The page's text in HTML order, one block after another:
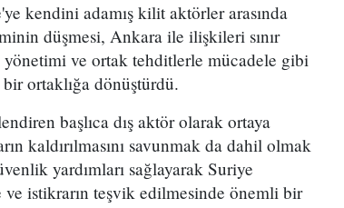
kendini adamış kilit aktörler arasında
düşmesi, Ankara ile ilişkileri sınır
ve ortak tehditlerle mücadele gibi
ortaklığa dönüştürdü.
başlıca dış aktör olarak ortaya
kaldırılmasını savunmak da dahil olmak
yardımları sağlayarak Suriye
istikrarın teşvik edilmesinde önemli bir